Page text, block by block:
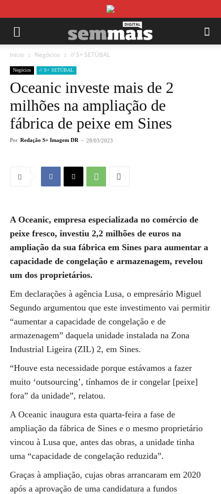
Início Negócios // S+ SETÚBAL
Negócios // S+ SETÚBAL
Oceanic investe mais de 2
milhões na ampliação de
fábrica de peixe em Sines
Por Redação S+ Imagem DR - 28/03/2023
A Oceanic, empresa especializada no comércio de
peixe fresco, investiu 2,2 milhões de euros na
ampliação da sua fábrica em Sines para aumentar a
capacidade de congelação e armazenagem, revelou
um dos proprietários.
Em declarações à agência Lusa, o empresário Miguel
Segundo argumentou que este investimento vai permitir
“aumentar a capacidade de congelação e de
armazenagem” daquela unidade instalada na Zona
Industrial Ligeira (ZIL) 2, em Sines.
“Houve esta necessidade porque estávamos a fazer
muito ‘outsourcing’, tínhamos de ir congelar [peixe]
fora” da unidade”, relatou.
A Oceanic inaugura esta quarta-feira a fase de
ampliação da fábrica de Sines e o mesmo proprietário
vincou à Lusa que, antes das obras, a unidade tinha
uma “capacidade de congelação reduzida”.
Graças à ampliação, cujas obras arrancaram em 2020
após a aprovação de uma candidatura a fundos